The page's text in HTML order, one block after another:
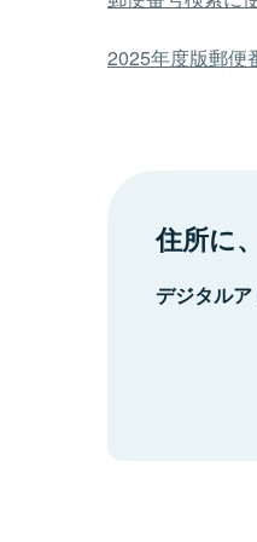
2025年度版郵便
住所に
デジタル